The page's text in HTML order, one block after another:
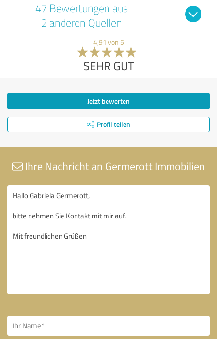
47 Bewertungen aus
2 anderen Quellen
4,91 von 5
SEHR GUT
Jetzt bewerten
Profil teilen
Ihre Nachricht an Germerott Immobilien